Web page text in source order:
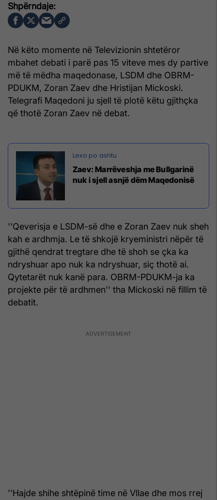
Në këto momente në Televizionin shtetëror
mbahet debati i parë pas 15 viteve mes dy partive
më të mëdha maqedonase, LSDM dhe OBRM-
PDUKM, Zoran Zaev dhe Hristijan Mickoski.
Telegrafi Maqedoni ju sjell të plotë këtu gjithçka
që thotë Zoran Zaev në debat.
Zaev: Marrëveshja me Bullgarinë
nuk i sjell asnjë dëm Maqedonisë
''Qeverisja e LSDM-së dhe e Zoran Zaev nuk sheh
kah e ardhmja. Le të shkojë kryeministri nëpër të
gjithë qendrat tregtare dhe të shoh se çka ka
ndryshuar apo nuk ka ndryshuar, siç thotë ai.
Qytetarët nuk kanë para. OBRM-PDUKM-ja ka
projekte për të ardhmen'' tha Mickoski në fillim të
debatit.
''Hajde shihe shtëpinë time në Vllae dhe mos rrej